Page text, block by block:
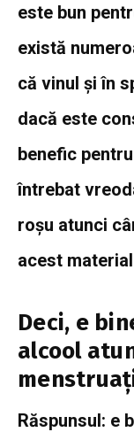
este bun
există
că vinul și în
dacă este
benefic
întrebat
roșu atunci
acest
Deci, e
alcool
Răspunsul: e